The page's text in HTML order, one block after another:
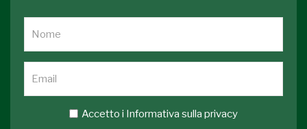
Accetto i Informativa sulla privacy